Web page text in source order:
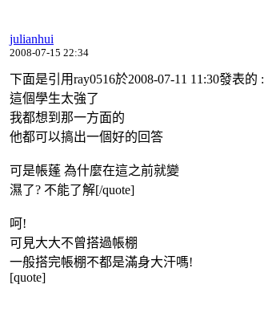
julianhui
2008-07-15 22:34
下面是引用ray0516於2008-07-11 11:30發表的 :
這個學生太強了
我都想到那一方面的
他都可以搞出一個好的回答
可是帳蓬 為什麼在這之前就變
濕了? 不能了解[/quote]
呵!
可見大大不曾搭過帳棚
一般搭完帳棚不都是滿身大汗嗎!
[quote]